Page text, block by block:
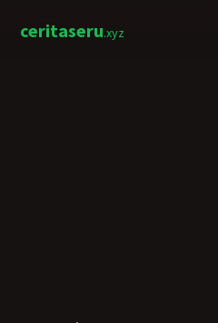
ceritaseru.xyz